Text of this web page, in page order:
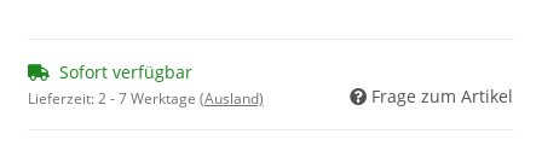
Sofort verfügbar
Lieferzeit:2 - 7 Werktage (Ausland) Frage zum Artikel